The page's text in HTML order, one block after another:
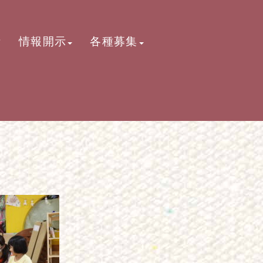
情報開示 各種募集